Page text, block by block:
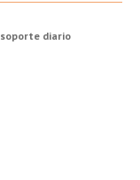
soporte diario